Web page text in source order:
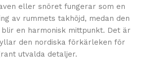
eller snöret fungerar som en
av rummets takhöjd, medan den
en harmonisk mittpunkt. Det är
den nordiska förkärleken för
utvalda detaljer.